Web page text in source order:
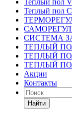
Теплый пол
Теплый пол
СИСТЕМА
ТЕПЛЫЙ
ТЕПЛЫЙ
ТЕПЛЫЙ
Акции
Контакты
Найти